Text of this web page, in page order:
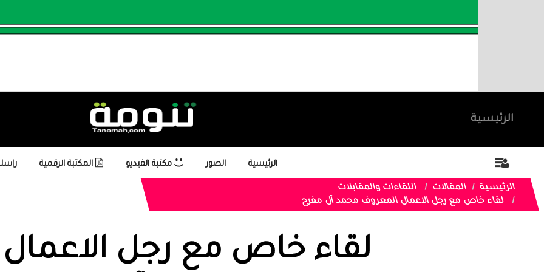
الرئيسية
الرئيسية الصور مكتبة الفيديو المكتبة الرقمية
الرئيسية المقالات
اللقاءات والمقابلات
لقاء خاص مع رجل الاعمال المعروف محمد آل مفرح
لقاء خاص مع رجل الاعمال